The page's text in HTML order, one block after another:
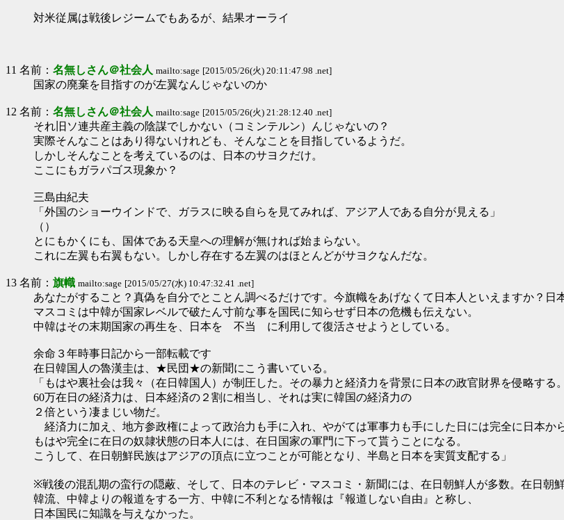
対米従属は戦後レジームでもあるが、結果オーライ
11 名前： 名無しさん＠社会人 mailto:sage [2015/05/26(火) 20:11:47.98 .net]
国家の廃棄を目指すのが左翼なんじゃないのか
12 名前： 名無しさん＠社会人 mailto:sage [2015/05/26(火) 21:28:12.40 .net]
それ旧ソ連共産主義の陰謀でしかない（コミンテルン）んじゃないの？
実際そんなことはあり得ないけれども、そんなことを目指しているようだ。
しかしそんなことを考えているのは、日本のサヨクだけ。
ここにもガラパゴス現象か？
三島由紀夫
「外国のショーウインドで、ガラスに映る自らを見てみれば、アジア人である自分が見える」
（）
とにもかくにも、国体である天皇への理解が無ければ始まらない。
これに左翼も右翼もない。しかし存在する左翼のはほとんどがサヨクなんだな。
13 名前： 旗幟 mailto:sage [2015/05/27(水) 10:47:32.41 .net]
あなたがすること？真偽を自分でとことん調べるだけです。今旗幟をあげなくて日本人といえますか？
マスコミは中韓が国家レベルで破たん寸前な事を国民に知らせず日本の危機も伝えない。
中韓はその末期国家の再生を、日本を 不当 に利用して復活させようとしている。
余命３年時事日記から一部転載です
在日韓国人の魯漢圭は、★民団★の新聞にこう書いている。
「もはや裏社会は我々（在日韓国人）が制圧した。その暴力と経済力を背景に日本の政官財界を侵略する。
60万在日の経済力は、日本経済の２割に相当し、それは実に韓国の経済力の
２倍という凄まじい物だ。
経済力に加え、地方参政権によって政治力も手に入れ、やがては軍事力も手にした日には完全に日本か
もはや完全に在日の奴隷状態の日本人には、在日国家の軍門に下って貰うことになる。
こうして、在日朝鮮民族はアジアの頂点に立つことが可能となり、半島と日本を実質支配する」
※戦後の混乱期の蛮行の隠蔽、そして、日本のテレビ・マスコミ・新聞には、在日朝鮮人が多数。在日朝
韓流、中韓よりの報道をする一方、中韓に不利となる情報は『報道しない自由』と称し、
日本国民に知識を与えなかった。